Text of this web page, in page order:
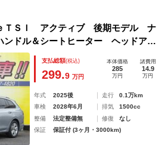
ＴＳＩ アクティブ 後期モデル ナ
ドル＆シートヒーター ヘッドアッ
ゲート ＡＣＣ ＩＱ－ＬＥＤライ
ｌｅＣａｒＰｌａｙ ＵＳＢ Ｂｌ
ス充電
支払総額(税込)
299.9 万円
本体価格
285
万円
諸費用
14.9
万円
年式 2025後 走行
0.1万km
車検
2028年6月 排気
1500cc
整備
法定整備無 修復
なし
保証
保証付 (3ヶ月・3000km)